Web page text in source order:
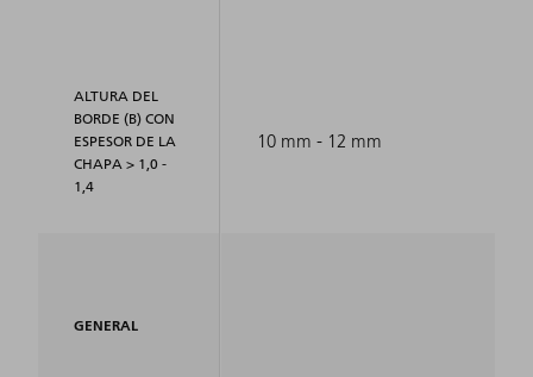
ALTURA DEL
BORDE (B) CON
ESPESOR DE LA
CHAPA > 1,0 -
1,4
GENERAL
10 mm - 12 mm